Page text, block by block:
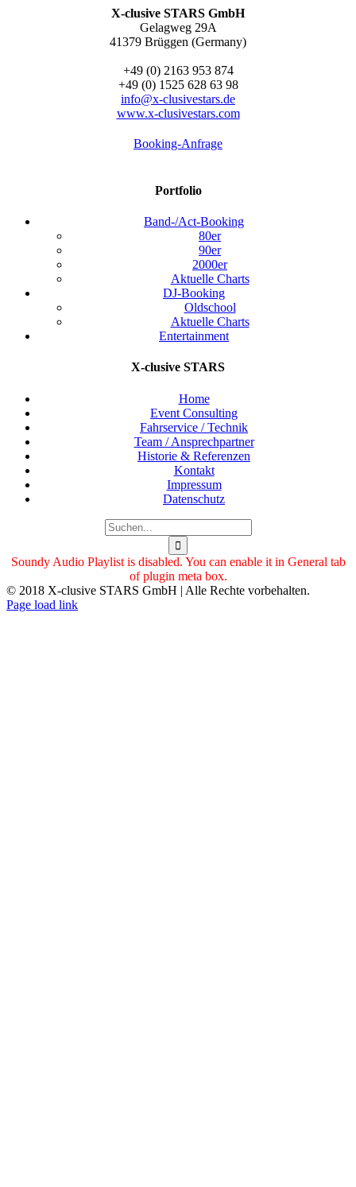
X-clusive STARS GmbH
Gelagweg 29A
41379 Brüggen (Germany)
+49 (0) 2163 953 874
+49 (0) 1525 628 63 98
info@x-clusivestars.de
www.x-clusivestars.com
Booking-Anfrage
Portfolio
Band-/Act-Booking
80er
90er
2000er
Aktuelle Charts
DJ-Booking
Oldschool
Aktuelle Charts
Entertainment
X-clusive STARS
Home
Event Consulting
Fahrservice / Technik
Team / Ansprechpartner
Historie & Referenzen
Kontakt
Impressum
Datenschutz
Suche
nach:
Soundy Audio Playlist is disabled. You can enable it in General tab
of plugin meta box.
© 2018 X-clusive STARS GmbH | Alle Rechte vorbehalten.
Facebook
Instagram
LinkedIn
Xing
Page load link